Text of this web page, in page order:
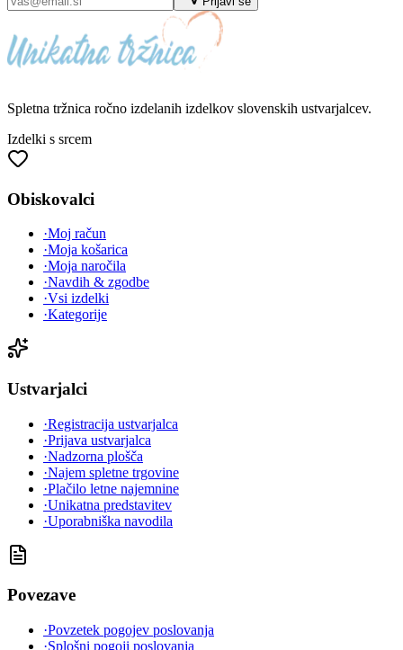
Spletna tržnica ročno izdelanih izdelkov slovenskih ustvarjalcev.
Izdelki s srcem
Obiskovalci
·Moj račun
·Moja košarica
·Moja naročila
·Navdih & zgodbe
·Vsi izdelki
·Kategorije
Ustvarjalci
·Registracija ustvarjalca
·Prijava ustvarjalca
·Nadzorna plošča
·Najem spletne trgovine
·Plačilo letne najemnine
·Unikatna predstavitev
·Uporabniška navodila
Povezave
·Povzetek pogojev poslovanja
·Splošni pogoji poslovanja